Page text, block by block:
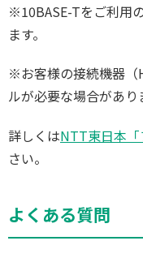
※10BASE-Tをご利用
ます。
※お客様の接続機器（
ルが必要な場合があり
詳しくはNTT東日本「
さい。
よくある質問